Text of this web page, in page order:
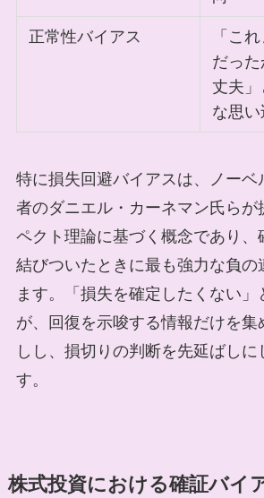
正常性バイアス
「こ
だっ
丈夫
な思い
特に損失回避バイアスは、ノーベ
者のダニエル・カーネマン氏らが
ペクト理論に基づく概念であり、
結びついたときに最も強力な負の
ます。「損失を確定したくない」
が、回復を示唆する情報だけを集
しし、損切りの判断を先延ばし
す。
株式投資における確証バイ